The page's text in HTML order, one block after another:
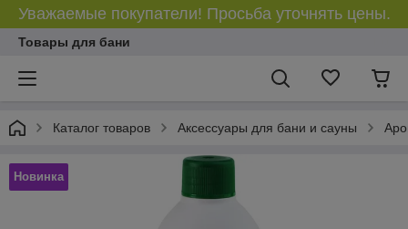
Уважаемые покупатели! Просьба уточнять цены.
Товары для бани
Каталог товаров Аксессуары для бани и сауны
Новинка